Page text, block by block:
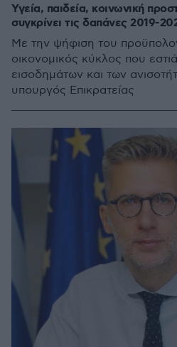
Υγεία, παιδεία, κοινωνική
συγκρίνει τις δαπάνες 2019-
Με την ψήφιση του
οικονομικός κύκλος που
εισοδημάτων και των
υπουργός Επικρατείας